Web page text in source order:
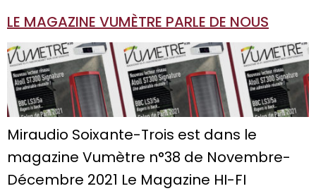
LE MAGAZINE VUMÈTRE PARLE DE NOUS
Miraudio Soixante-Trois est dans le
magazine Vumètre n°38 de Novembre-
Décembre 2021 Le Magazine HI-FI